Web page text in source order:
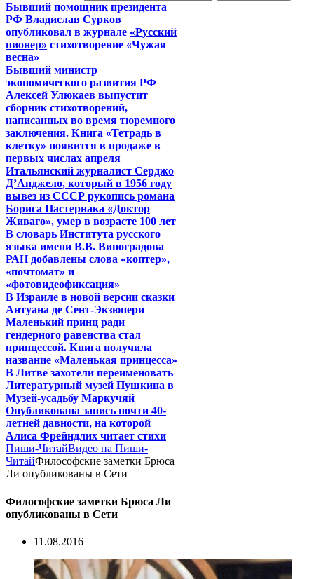
Бывший помощник президента
РФ Владислав Сурков
опубликовал в журнале «Русский
пионер» стихотворение «Чужая
весна»
Бывший министр
экономического развития РФ
Алексей Улюкаев выпустит
сборник стихотворений,
написанных во время тюремного
заключения. Книга «Тетрадь в
клетку» появится в продаже в
первых числах апреля
Итальянский журналист Серджо
Д’Анджело, который в 1956 году
вывез из СССР рукопись романа
Бориса Пастернака «Доктор
Живаго», умер в возрасте 100 лет
В словарь Института русского
языка имени В.В. Виноградова
РАН добавлены слова «коптер»,
«почтомат» и
«фотовидеофиксация»
В Израиле в новой версии сказки
Антуана де Сент-Экзюпери
Маленький принц ради
гендерного равенства стал
принцессой. Книга получила
название «Маленькая принцесса»
В Литве захотели переименовать
Литературный музей Пушкина в
Музей-усадьбу Маркучяй
Опубликована запись почти 40-
летней давности, на которой
Алиса Фрейндлих читает стихи
Пиши-ЧитайВидео на Пиши-
ЧитайФилософские заметки Брюса
Ли опубликованы в Сети
Философские заметки Брюса Ли
опубликованы в Сети
11.08.2016